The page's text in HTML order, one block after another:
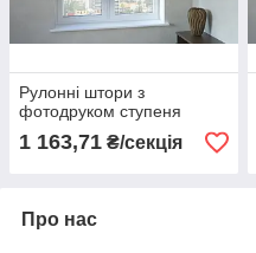
Рулонні штори з
фотодруком ступеня
1 163,71 ₴/секція
Про нас